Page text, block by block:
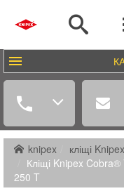
knipex
кліщі Knipex
Кліщі Knipex
250 T